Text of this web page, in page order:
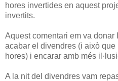
hores invertides en aquest
invertits.
Aquest comentari em va
acabar el divendres (i això
hores) i encarar amb més
A la nit del divendres vam